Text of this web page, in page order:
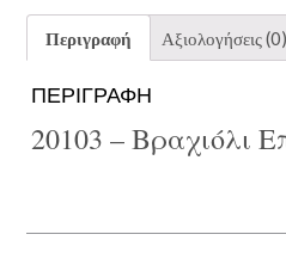
Περιγραφή Αξιολογήσεις (0)
ΠΕΡΙΓΡΑΦΉ
20103 – Βραχιόλι